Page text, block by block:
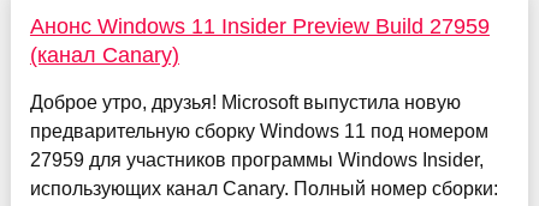
Анонс Windows 11 Insider Preview Build 27959
(канал Canary)
Доброе утро, друзья! Microsoft выпустила новую
предварительную сборку Windows 11 под номером
27959 для участников программы Windows Insider,
использующих канал Canary. Полный номер сборки: